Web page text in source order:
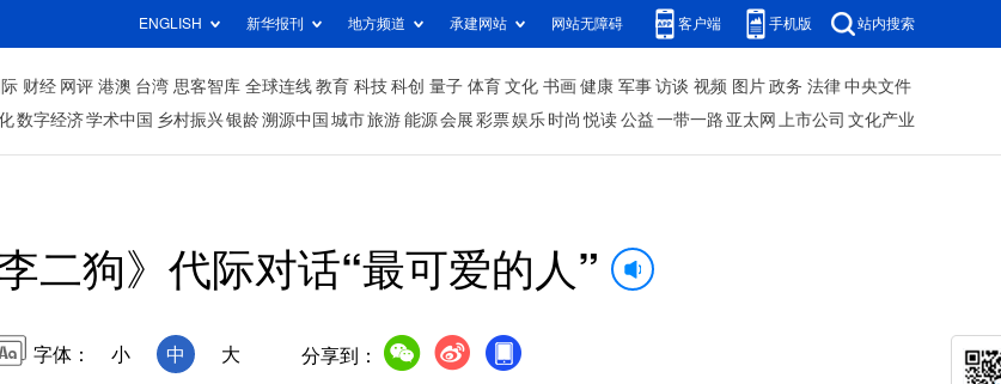
ENGLISH 新华报刊 地方频道 承建网站 网站无障碍 客户端 手机版 站内搜索
际 财经 网评 港澳 台湾 思客智库 全球连线 教育 科技 科创 量子 体育 文化 书画 健康 军事 访谈 视频 图片 政务 法律 中央文件
数字经济学术中国 乡村振兴银龄溯源中国 城市旅游 能源 会展 彩票娱乐 时尚 悦读 公益 一带一路 亚太网 上市公司 文化产业
李二狗》代际对话“最可爱的人”
字体： 小 中 大 分享到：